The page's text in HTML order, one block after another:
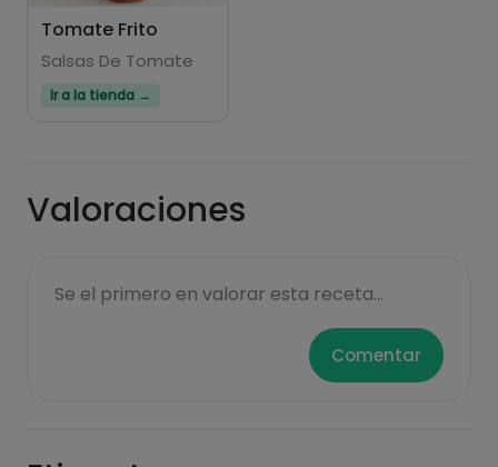
Tomate Frito
Salsas De Tomate
Ir a la tienda →
Valoraciones
Se el primero en valorar esta receta...
Comentar